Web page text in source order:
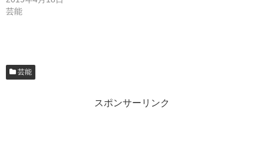
芸能
芸能
スポンサーリンク